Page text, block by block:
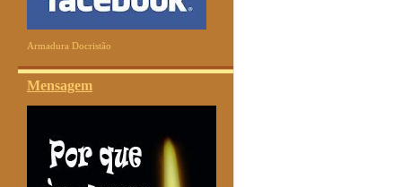
Armadura Docristão
Mensagem